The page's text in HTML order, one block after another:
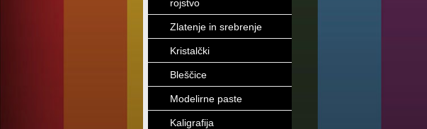
rojstvo
Zlatenje in srebrenje
Kristalčki
Bleščice
Modelirne paste
Kaligrafija